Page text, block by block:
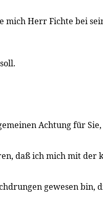
mich Herr Fichte bei
Achtung für
daß ich mich mit der
gewesen bin,